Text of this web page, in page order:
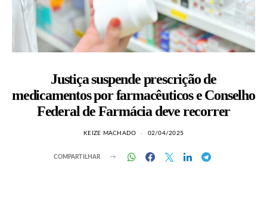
Justiça suspende prescrição de
medicamentos por farmacêuticos e Conselho
Federal de Farmácia deve recorrer
KEIZE MACHADO 02/04/2025
COMPARTILHAR